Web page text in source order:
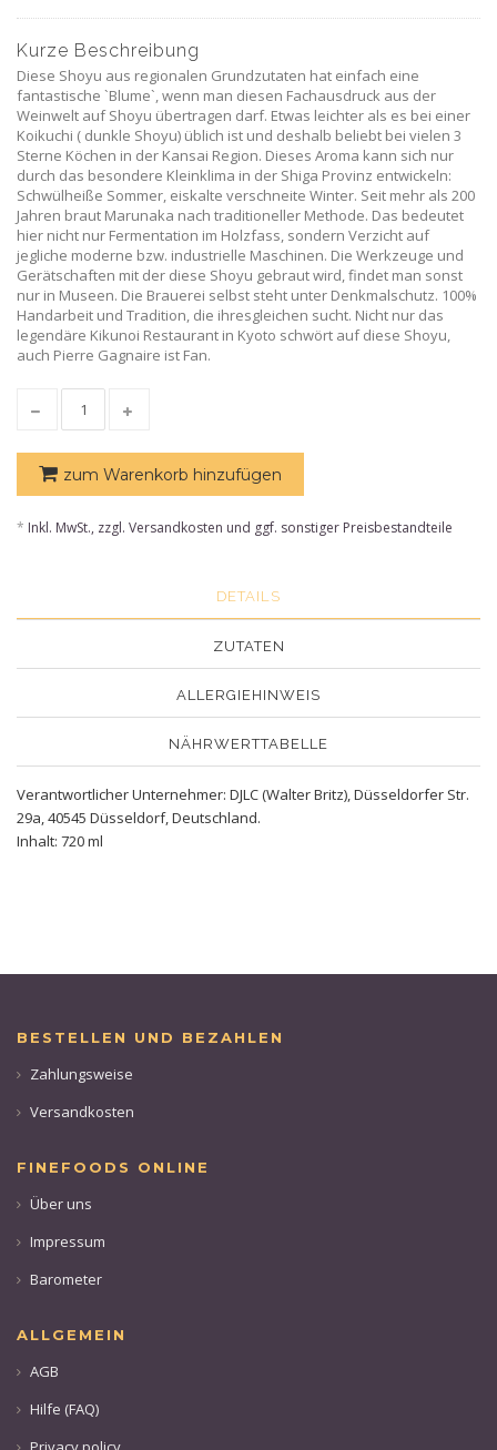
Kurze Beschreibung
Diese Shoyu aus regionalen Grundzutaten hat einfach eine
fantastische `Blume`, wenn man diesen Fachausdruck aus der
Weinwelt auf Shoyu übertragen darf. Etwas leichter als es bei einer
Koikuchi ( dunkle Shoyu) üblich ist und deshalb beliebt bei vielen 3
Sterne Köchen in der Kansai Region. Dieses Aroma kann sich nur
durch das besondere Kleinklima in der Shiga Provinz entwickeln:
Schwülheiße Sommer, eiskalte verschneite Winter. Seit mehr als 200
Jahren braut Marunaka nach traditioneller Methode. Das bedeutet
hier nicht nur Fermentation im Holzfass, sondern Verzicht auf
jegliche moderne bzw. industrielle Maschinen. Die Werkzeuge und
Gerätschaften mit der diese Shoyu gebraut wird, findet man sonst
nur in Museen. Die Brauerei selbst steht unter Denkmalschutz. 100%
Handarbeit und Tradition, die ihresgleichen sucht. Nicht nur das
legendäre Kikunoi Restaurant in Kyoto schwört auf diese Shoyu,
auch Pierre Gagnaire ist Fan.
zum Warenkorb hinzufügen
* Inkl. MwSt., zzgl. Versandkosten und ggf. sonstiger Preisbestandteile
DETAILS
ZUTATEN
ALLERGIEHINWEIS
NÄHRWERTTABELLE
Verantwortlicher Unternehmer: DJLC (Walter Britz), Düsseldorfer Str.
29a, 40545 Düsseldorf, Deutschland.
Inhalt: 720 ml
BESTELLEN UND BEZAHLEN
Zahlungsweise
Versandkosten
FINEFOODS ONLINE
Über uns
Impressum
Barometer
ALLGEMEIN
AGB
Hilfe (FAQ)